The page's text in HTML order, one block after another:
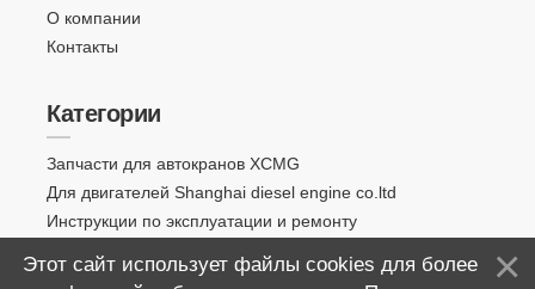
О компании
Контакты
Категории
Запчасти для автокранов XCMG
Для двигателей Shanghai diesel engine co.ltd
Инструкции по эксплуатации и ремонту
Этот сайт использует файлы cookies для более